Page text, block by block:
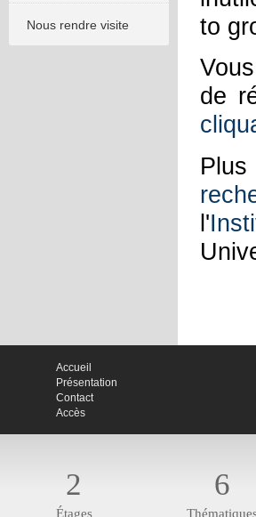
Nous rendre visite
to
de
l'
Accueil
Présentation
Contact
Accès
2
Étages
6